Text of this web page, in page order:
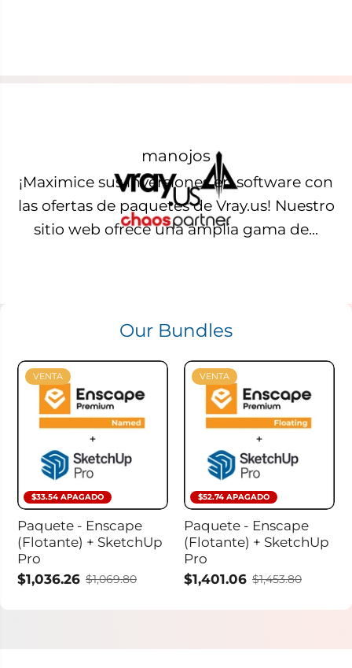
manojos
¡Maximice sus inversiones en software con
las ofertas de paquetes de Vray.us! Nuestro
sitio web ofrece una amplia gama de...
Our Bundles
$33.54 APAGADO
VENTA
Paquete - Enscape
(Flotante) + SketchUp
Pro
$1,036.26 $1,069.80
$52.74 APAGADO
VENTA
Paquete - Enscape
(Flotante) + SketchUp
Pro
$1,401.06 $1,453.80